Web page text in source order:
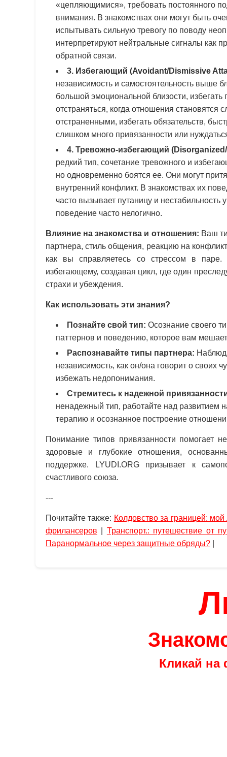
«цепляющимися», требовать постоянного
внимания. В знакомствах они могут быть
испытывать сильную тревогу по поводу
интерпретируют нейтральные сигналы как
обратной связи.
3. Избегающий (Avoidant/Dismissive
независимость и самостоятельность выше
большой эмоциональной близости, избегать
отстраняться, когда отношения становятся
отстраненными, избегать обязательств,
слишком много привязанности или
4. Тревожно-избегающий
редкий тип, сочетание тревожного и
но одновременно боятся ее. Они могут
внутренний конфликт. В знакомствах их
часто вызывает путаницу и
поведение часто нелогично.
Влияние на знакомства и отношения: Ваш
партнера, стиль общения, реакцию на
как вы справляетесь со стрессом в паре.
избегающему, создавая цикл, где один
страхи и убеждения.
Как использовать эти знания?
Познайте свой тип: Осознание своего
паттернов и поведению, которое вам
Распознавайте типы партнера:
независимость, как он/она говорит о своих
избежать недопонимания.
Стремитесь к надежной
ненадежный тип, работайте над развитием
терапию и осознанное построение
Понимание типов привязанности помогает
здоровые и глубокие отношения,
поддержке. LYUDI.ORG призывает к
счастливого союза.
---
Почитайте также: Колдовство за границей:
фрилансеров
Транспорт.: путешествие от
Паранормальное через защитные обряды?
Кликай на